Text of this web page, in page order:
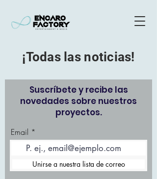
¡Todas las noticias!
Suscríbete y recibe las
novedades sobre nuestros
proyectos.
Email
Unirse a nuestra lista de correo